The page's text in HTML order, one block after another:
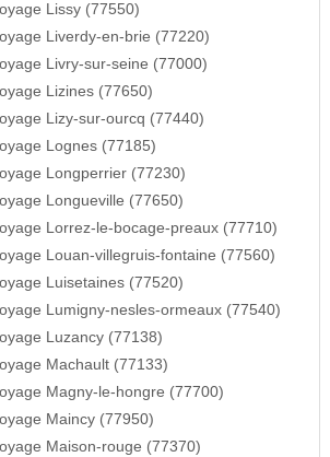
Lissy (77550)
Liverdy-en-brie (77220)
Livry-sur-seine (77000)
Lizines (77650)
Lizy-sur-ourcq (77440)
Lognes (77185)
Longperrier (77230)
Longueville (77650)
Lorrez-le-bocage-preaux (77710)
Louan-villegruis-fontaine (77560)
Luisetaines (77520)
Lumigny-nesles-ormeaux (77540)
Luzancy (77138)
Machault (77133)
Magny-le-hongre (77700)
Maincy (77950)
Maison-rouge (77370)